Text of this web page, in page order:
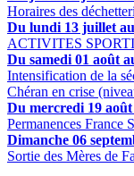
Horaires des
Du lundi 13 juillet
ACTIVITES
Du samedi 01 août
Intensification de la
Chéran en crise
Du mercredi 19
Permanences France
Dimanche 06
Sortie des Mères de